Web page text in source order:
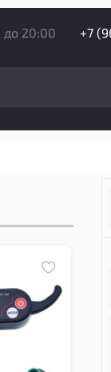
до 20:00 +7